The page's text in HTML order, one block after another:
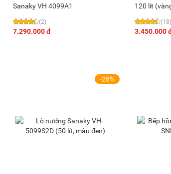
Sanaky VH 4099A1
(2)
7.290.000 đ
120 lít
(18)
3.450.000
-28%